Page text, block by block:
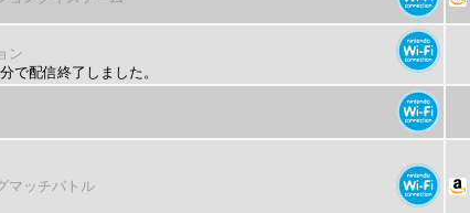
ン
で配信終了しました。
マッチバトル